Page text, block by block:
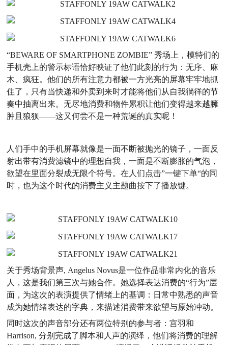
“BEWARE OF SMARTPHONE ZOMBIE” 秀场上，模特们的
手机壳上的警示标语恰好映证了他们此刻的行为：无序、麻
木、疯狂。他们的所有注意力都被一方光亮的屏幕牢牢地抓
住了，只有当快递和外卖到来时才能将他们从自我徜徉的节
奏中抽离出来。无尽地消费和物件累积让他们变得越来越臃
肿且狼狈——这又何尝不是一种荒诞的真实呢！
人们手中的手机屏幕就像是一面不断被抛光的镜子，一面反
射出带有消费滤镜中的理想自我，一面是不断膨胀的气泡，
欲望在里面分裂成无限个符号。在人们点击”一键下单“的同
时，也为这个时代的消费主义主题曲按下了播放键。
关于秀场背景声, Angelus Novus是一位作品非常内化的音乐
人，这是我们第三次与她合作。她选择表达消费的“行为”层
面，为这次的表演提供了情绪上的基调：日常中熟悉的声音
成为她情绪表达的字典，来描述消费带来欲望与原始冲动。
同时这次的声音部分还有两位特别的参与者：宫羽和
Harrison, 分别完成了脚本和人声的演绎，他们将消费的理解